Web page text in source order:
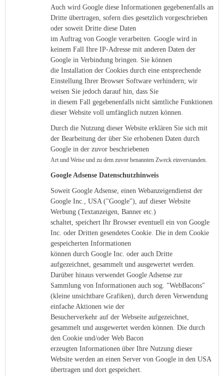
Auch wird Google diese Informationen gegebenenfalls an
Dritte übertragen, sofern dies gesetzlich vorgeschrieben
oder soweit Dritte diese Daten
im Auftrag von Google verarbeiten. Google wird in
keinem Fall Ihre IP-Adresse mit anderen Daten der
Google in Verbindung bringen. Sie können
die Installation der Cookies durch eine entsprechende
Einstellung Ihrer Browser Software verhindern; wir
weisen Sie jedoch darauf hin, dass Sie
in diesem Fall gegebenenfalls nicht sämtliche Funktionen
dieser Website voll umfänglich nutzen können.
Durch die Nutzung dieser Website erklären Sie sich mit
der Bearbeitung der über Sie erhobenen Daten durch
Google in der zuvor beschriebenen
Art und Weise und zu dem zuvor benannten Zweck einverstanden.
Google Adsense Datenschutzhinweis
Soweit Google Adsense, einen Webanzeigendienst der
Google Inc., USA ("Google"), auf dieser Website
Werbung (Textanzeigen, Banner etc.)
schaltet, speichert Ihr Browser eventuell ein von Google
Inc. oder Dritten gesendetes Cookie. Die in dem Cookie
gespeicherten Informationen
können durch Google Inc. oder auch Dritte
aufgezeichnet, gesammelt und ausgewertet werden.
Darüber hinaus verwendet Google Adsense zur
Sammlung von Informationen auch sog. "WebBacons"
(kleine unsichtbare Grafiken), durch deren Verwendung
einfache Aktionen wie der
Besucherverkehr auf der Webseite aufgezeichnet,
gesammelt und ausgewertet werden können. Die durch
den Cookie und/oder Web Bacon
erzeugten Informationen über Ihre Nutzung dieser
Website werden an einen Server von Google in den USA
übertragen und dort gespeichert.